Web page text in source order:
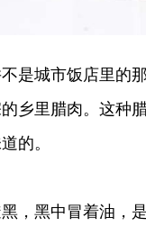
城市饭店里的那
乡里腊肉。这种
的。
黑中冒着油，是